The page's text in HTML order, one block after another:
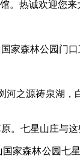
。热诚欢迎您来
家森林公园门口
河之源祷泉湖
。七星山庄与
家森林公园